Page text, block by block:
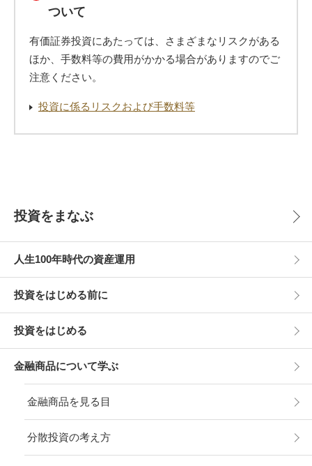
ついて
有価証券投資にあたっては、さまざまなリスクがある
ほか、手数料等の費用がかかる場合がありますのでご
注意ください。
投資に係るリスクおよび手数料等
投資をまなぶ
人生100年時代の資産運用
投資をはじめる前に
投資をはじめる
金融商品について学ぶ
金融商品を見る目
分散投資の考え方